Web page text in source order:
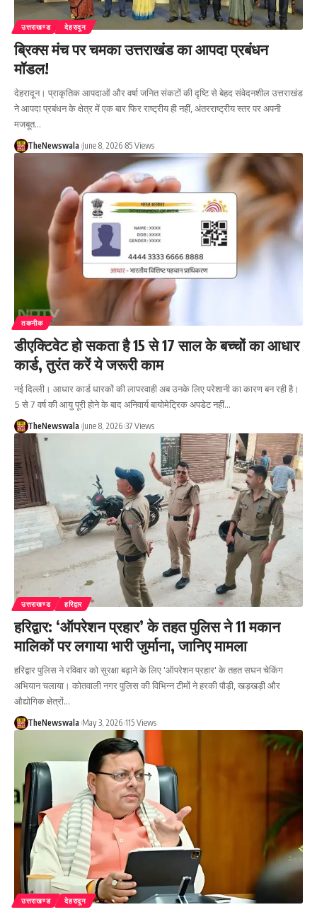
उत्तराखण्ड देहरादून
ब्रिक्स मंच पर चमका उत्तराखंड का आपदा प्रबंधन
मॉडल!
देहरादून। प्राकृतिक आपदाओं और वर्षा जनित संकटों की दृष्टि से बेहद संवेदनशील उत्तराखंड
ने आपदा प्रबंधन के क्षेत्र में एक बार फिर राष्ट्रीय ही नहीं, अंतरराष्ट्रीय स्तर पर अपनी
मजबूत…
TheNewswala June 8, 2026 85 Views
तकनीक
डीएक्टिवेट हो सकता है 15 से 17 साल के बच्चों का आधार
कार्ड, तुरंत करें ये जरूरी काम
नई दिल्ली। आधार कार्ड धारकों की लापरवाही अब उनके लिए परेशानी का कारण बन रही है।
5 से 7 वर्ष की आयु पूरी होने के बाद अनिवार्य बायोमेट्रिक अपडेट नहीं…
TheNewswala June 8, 2026 37 Views
उत्तराखण्ड हरिद्वार
हरिद्वार: ‘ऑपरेशन प्रहार’ के तहत पुलिस ने 11 मकान
मालिकों पर लगाया भारी जुर्माना, जानिए मामला
हरिद्वार पुलिस ने रविवार को सुरक्षा बढ़ाने के लिए 'ऑपरेशन प्रहार' के तहत सघन चेकिंग
अभियान चलाया। कोतवाली नगर पुलिस की विभिन्न टीमों ने हरकी पौड़ी, खड़खड़ी और
औद्योगिक क्षेत्रों…
TheNewswala May 3, 2026 115 Views
उत्तराखण्ड देहरादून